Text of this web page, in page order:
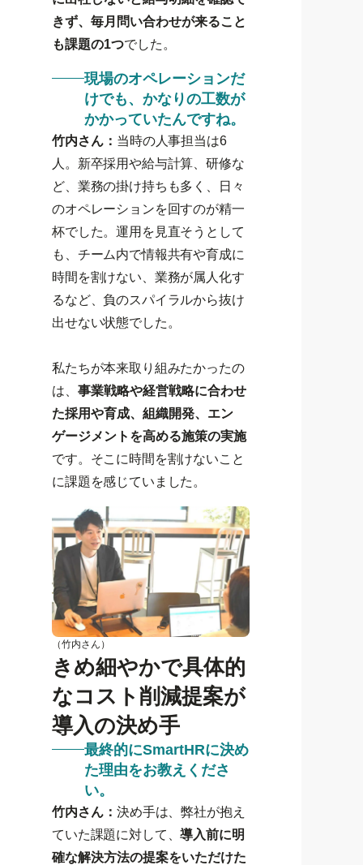
きず、毎月問い合わせが来ること
も課題の1つでした。
現場のオペレーションだ
けでも、かなりの工数が
かかっていたんですね。
竹内さん： 当時の人事担当は6
人。新卒採用や給与計算、研修な
ど、業務の掛け持ちも多く、日々
のオペレーションを回すのが精一
杯でした。運用を見直そうとして
も、チーム内で情報共有や育成に
時間を割けない、業務が属人化す
るなど、負のスパイラルから抜け
出せない状態でした。
私たちが本来取り組みたかったの
は、 事業戦略や経営戦略に合わせ
た採用や育成、組織開発、エン
ゲージメントを高める施策の実施
です。そこに時間を割けないこと
に課題を感じていました。
（竹内さん）
きめ細やかで具体的
なコスト削減提案が
導入の決め手
最終的にSmartHRに決め
た理由をお教えくださ
い。
竹内さん： 決め手は、弊社が抱え
ていた課題に対して、導入前に明
確な解決方法の提案をいただけた